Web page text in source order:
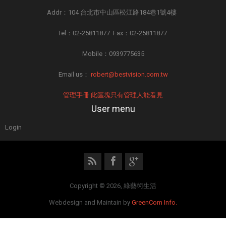
Addr：104 台北市中山區松江路184巷1號4樓
Tel：02-25811877 Fax：02-25811877
Mobile：0939775635
Email us： robert@bestvision.com.tw
管理手冊 此區塊只有管理人能看見
User menu
Login
Copyright © 2026, 綠藝術生活
Webdesign and Maintain by GreenCom Info.